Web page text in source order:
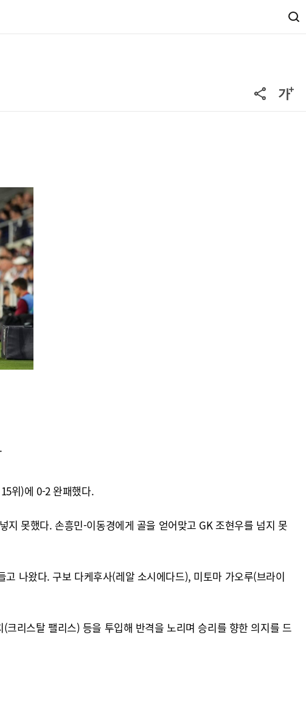
위)에 0-2 완패했다.
못했다. 손흥민-이동경에게 골을 얻어맞고 GK 조현우를 넘지 못
나왔다. 구보 다케후사(레알 소시에다드), 미토마 가오루(브라이
리스탈 팰리스) 등을 투입해 반격을 노리며 승리를 향한 의지를 드